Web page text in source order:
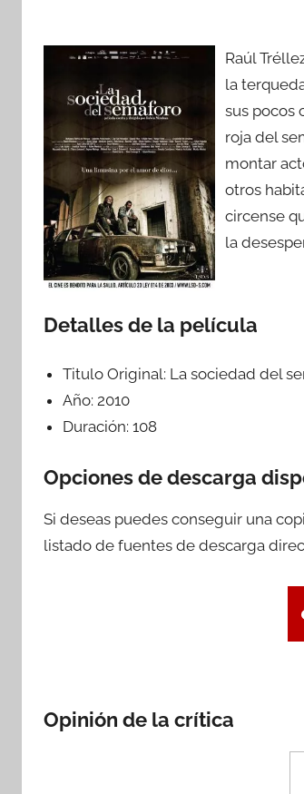
Raúl
la
sus pocos
roja del
montar
otros
circense
la
Detalles de la película
Titulo Original: La sociedad del
Año:2010
Duración:108
Opciones de descarga
Si deseas puedes conseguir una
listado de fuentes de descarga
Opinión de la crítica